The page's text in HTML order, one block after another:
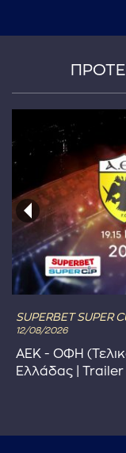
SUPERBET
12/08/2026
ΑΕΚ - ΟΦΗ
Ελλάδας |